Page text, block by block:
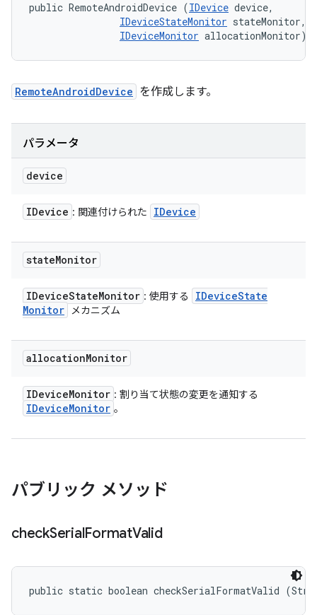
public RemoteAndroidDevice (IDevice device,
IDeviceStateMonitor stateMonitor,
IDeviceMonitor allocationMonitor)
RemoteAndroidDevice を作成します。
パラメータ
device
IDevice : 関連付けられた IDevice
stateMonitor
IDeviceStateMonitor : 使用する IDeviceState
Monitor メカニズム
allocationMonitor
IDeviceMonitor : 割り当て状態の変更を通知する
IDeviceMonitor 。
パブリック メソッド
checkSerialFormatValid
public static boolean checkSerialFormatValid